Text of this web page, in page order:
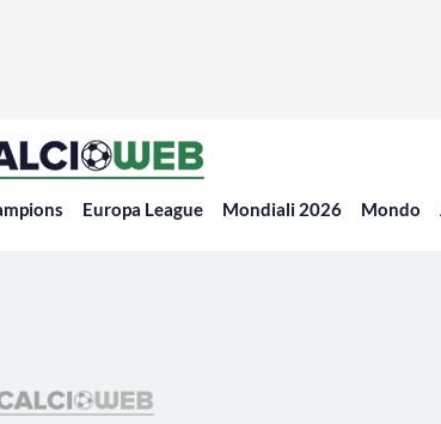
Europa League Mondiali 2026 Mondo